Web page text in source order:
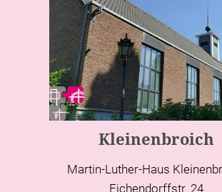
Kleinenbroich
Martin-Luther-Haus
Eichendorffstr. 24